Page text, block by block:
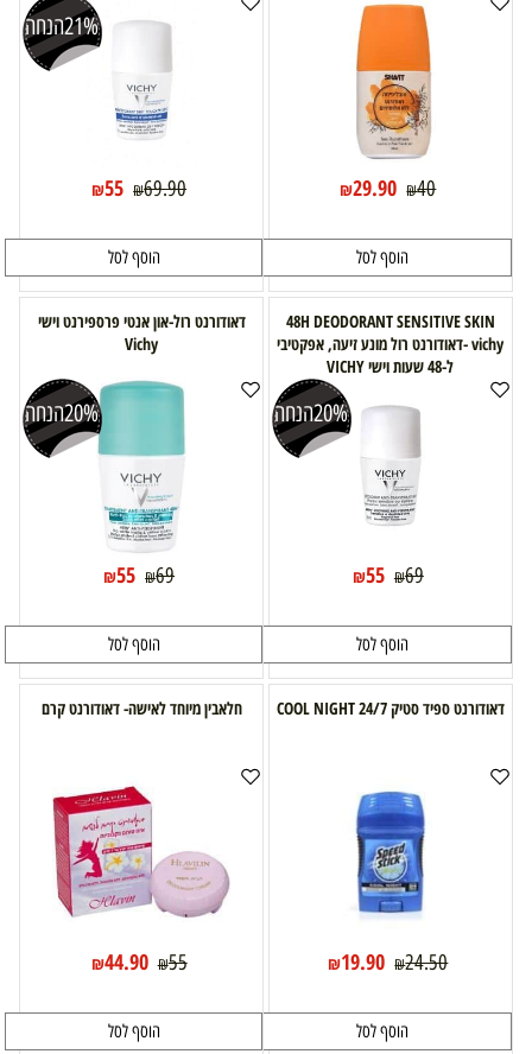
₪40
₪29.90
הוסף לסל
21%הנחה
₪69.90
₪55
הוסף לסל
48H DEODORANT SENSITIVE SKIN
vichy -דאודורנט רול מונע זיעה, אפקטיבי
ל-48 שעות וישי VICHY
20%הנחה
₪69
₪55
הוסף לסל
דאודורנט רול-און אנטי פרספירנט וישי
Vichy
20%הנחה
₪69
₪55
הוסף לסל
דאודורנט ספיד סטיק 24/7 COOL NIGHT
₪24.50
₪19.90
הוסף לסל
חלאבין מיוחד לאישה- דאודורנט קרם
₪55
₪44.90
הוסף לסל